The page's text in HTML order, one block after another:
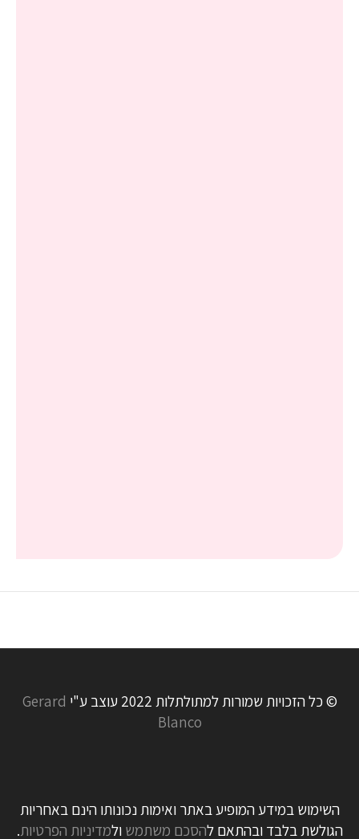
© כל הזכויות שמורות למתולתלות 2022 עוצב ע"י
Gerard
Blanco
השימוש במידע המופיע באתר ואימות נכונותו הינם באחריות
הגולשת בלבד ובהתאם להסכם משתמש ולמדיניות הפרטיות.